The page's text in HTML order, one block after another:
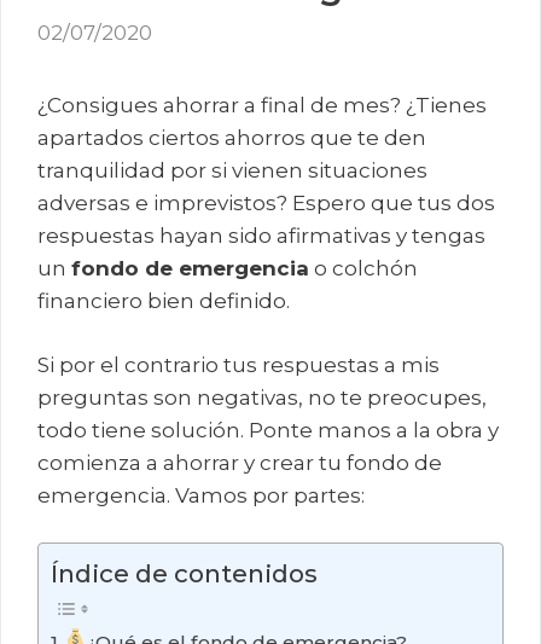
02/07/2020
¿Consigues ahorrar a final de mes? ¿Tienes
apartados ciertos ahorros que te den
tranquilidad por si vienen situaciones
adversas e imprevistos? Espero que tus dos
respuestas hayan sido afirmativas y tengas
un fondo de emergencia o colchón
financiero bien definido.
Si por el contrario tus respuestas a mis
preguntas son negativas, no te preocupes,
todo tiene solución. Ponte manos a la obra y
comienza a ahorrar y crear tu fondo de
emergencia. Vamos por partes:
Índice de contenidos